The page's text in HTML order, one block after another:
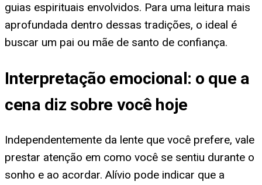
guias espirituais envolvidos. Para uma leitura mais
aprofundada dentro dessas tradições, o ideal é
buscar um pai ou mãe de santo de confiança.
Interpretação emocional: o que a
cena diz sobre você hoje
Independentemente da lente que você prefere, vale
prestar atenção em como você se sentiu durante o
sonho e ao acordar. Alívio pode indicar que a